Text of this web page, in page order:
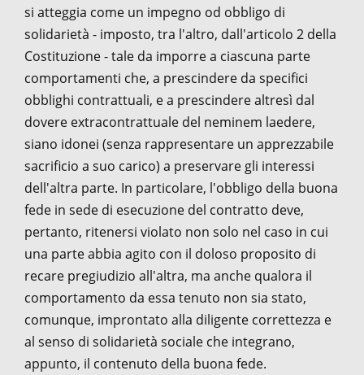
si atteggia come un impegno od obbligo di
solidarietà - imposto, tra l'altro, dall'articolo 2 della
Costituzione - tale da imporre a ciascuna parte
comportamenti che, a prescindere da specifici
obblighi contrattuali, e a prescindere altresì dal
dovere extracontrattuale del neminem laedere,
siano idonei (senza rappresentare un apprezzabile
sacrificio a suo carico) a preservare gli interessi
dell'altra parte. In particolare, l'obbligo della buona
fede in sede di esecuzione del contratto deve,
pertanto, ritenersi violato non solo nel caso in cui
una parte abbia agito con il doloso proposito di
recare pregiudizio all'altra, ma anche qualora il
comportamento da essa tenuto non sia stato,
comunque, improntato alla diligente correttezza e
al senso di solidarietà sociale che integrano,
appunto, il contenuto della buona fede.